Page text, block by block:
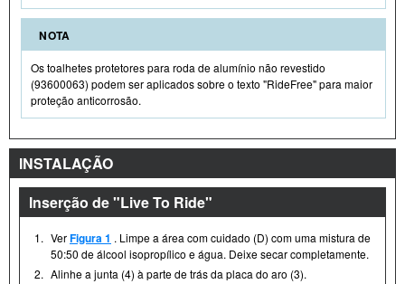
NOTA
Os toalhetes protetores para roda de alumínio não revestido
(93600063) podem ser aplicados sobre o texto "RideFree" para maior
proteção anticorrosão.
INSTALAÇÃO
Inserção de "Live To Ride"
1. VerFigura 1 . Limpe a área com cuidado (D) com uma mistura de
50:50 de álcool isopropílico e água. Deixe secar completamente.
2. Alinhe a junta (4) à parte de trás da placa do aro (3).